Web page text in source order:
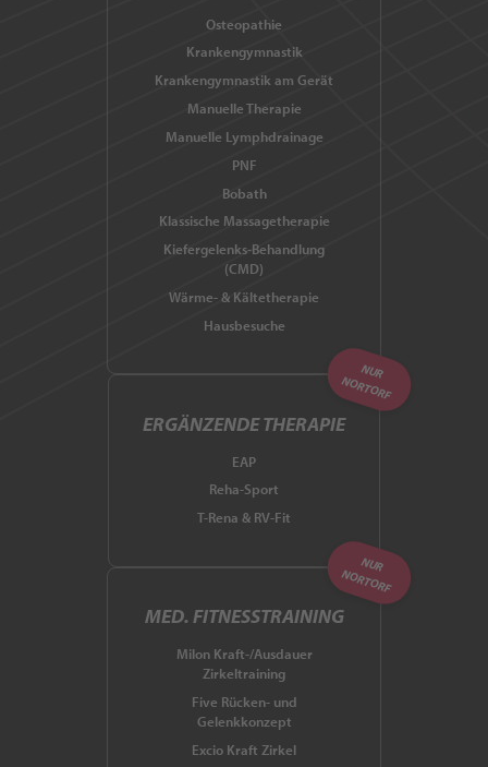
Osteopathie
Krankengymnastik
Krankengymnastik am Gerät
Manuelle Therapie
Manuelle Lymphdrainage
PNF
Bobath
Klassische Massagetherapie
Kiefergelenks-Behandlung
(CMD)
Wärme- & Kältetherapie
Hausbesuche
ERGÄNZENDE THERAPIE
EAP
Reha-Sport
T-Rena & RV-Fit
NUR
NORTORF
MED. FITNESSTRAINING
Milon Kraft-/Ausdauer
Zirkeltraining
Five Rücken- und
Gelenkkonzept
Excio Kraft Zirkel
NUR
NORTORF